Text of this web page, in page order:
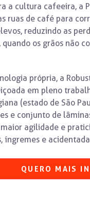
a cultura cafeeira, a
ruas de café para
reduzindo as
quando os grãos não
própria, a
em pleno
(estado de São
e conjunto de
agilidade e
íngremes e
QUERO MAIS